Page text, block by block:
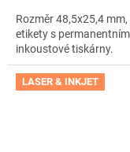
Rozměr 48,5x25,4
etikety s
inkoustové tiskárny.
LASER & INKJET